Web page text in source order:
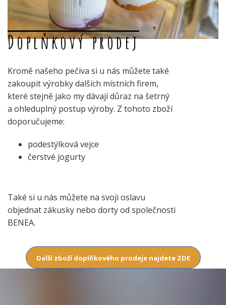
Doplňkový prodej
Kromě našeho pečiva si u nás můžete také
zakoupit výrobky dalších místních firem,
které stejně jako my dávají důraz na šetrný
a ohleduplný postup výroby. Z tohoto zboží
doporučujeme:
podestýlková vejce
čerstvé jogurty
Také si u nás můžete na svoji oslavu
objednat zákusky nebo dorty od společnosti
BENEA.
Další zboží doplňkového prodeje najdete ZDE